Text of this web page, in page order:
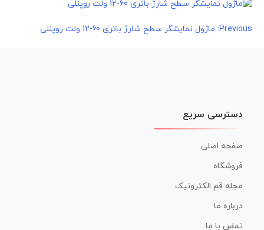
راهبری
Previous: ماژول نمایشگر سطح شارژ باترى 60-12 ولت روپنلی
دسترسی سریع
صفحه اصلی
فروشگاه
مجله قم الکترونیک
درباره ما
تماس با ما